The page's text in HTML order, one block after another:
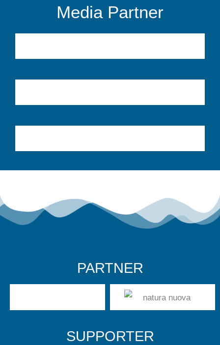
Media Partner
PARTNER
SUPPORTER